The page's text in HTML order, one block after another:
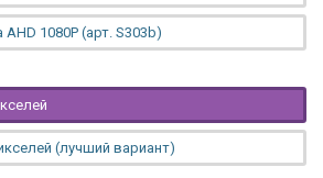
1080P (арт. S303b)
(лучший вариант)